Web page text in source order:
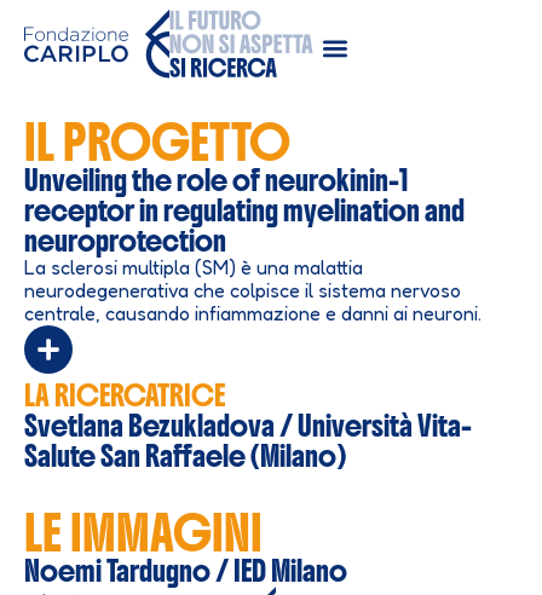
IL PROGETTO
Unveiling the role of neurokinin-1
receptor in regulating myelination and
neuroprotection
La sclerosi multipla (SM) è una malattia
neurodegenerativa che colpisce il sistema nervoso
centrale, causando infiammazione e danni ai neuroni.
LA RICERCATRICE
Svetlana Bezukladova / Università Vita-
Salute San Raffaele (Milano)
LE IMMAGINI
Noemi Tardugno / IED Milano